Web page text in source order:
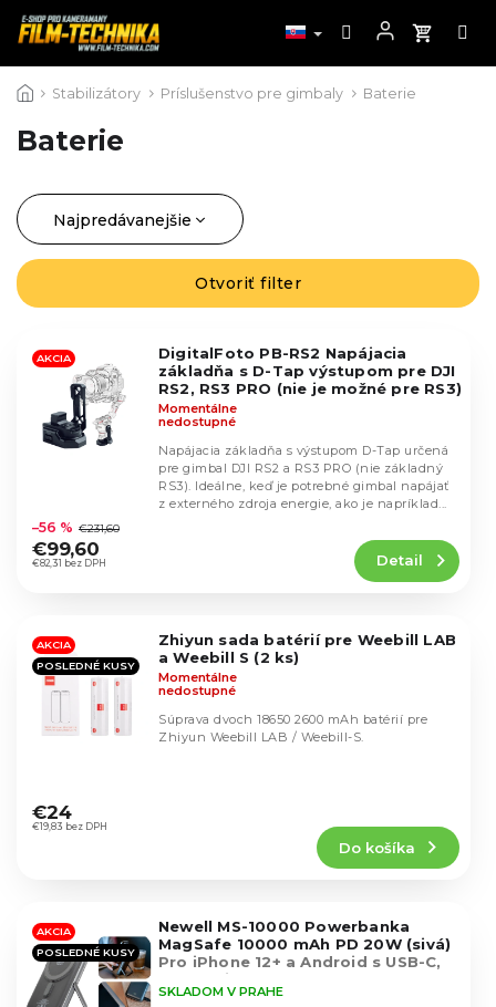
na
Stabilizátory Príslušenstvo pre gimbaly Baterie
Baterie
R
a
d
e
Najpredávanejšie
Najlacnejšie
Otvoriť filter
V
ý
AKCIA
DigitalFoto PB-RS2 Napájacia
základňa s D-Tap výstupom pre DJI
RS2, RS3 PRO (nie je možné pre RS3)
hodnotenie
produktu
je
hviezdičiek.
Momentálne
nedostupné
€82,31 bez DPH
–56 % €231,60
€99,60 Detail
Napájacia základňa s výstupom D-Tap určená
pre gimbal DJI RS2 a RS3 PRO (nie základný
RS3). Ideálne, keď je potrebné gimbal napájať
z externého zdroja energie, ako je napríklad...
AKCIA
POSLEDNÉ KUSY
Zhiyun sada batérií pre Weebill LAB
a Weebill S (2 ks)
hodnotenie
produktu
hviezdičiek.
Momentálne
nedostupné
€19,83 bez DPH
€24
Do košíka
Súprava dvoch 18650 2600 mAh batérií pre
Zhiyun Weebill LAB / Weebill-S.
AKCIA
POSLEDNÉ KUSY
Newell MS-10000 Powerbanka
MagSafe 10000 mAh PD 20W (sivá)
Pro iPhone 12+ a Android s USB-C,
vhodná i pro sluchátka, čtečky a
další zařízení
SKLADOM V PRAHE